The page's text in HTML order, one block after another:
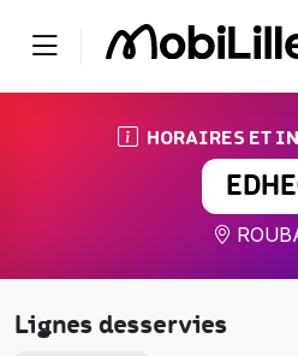
HORAIRES ET
Lignes desservies